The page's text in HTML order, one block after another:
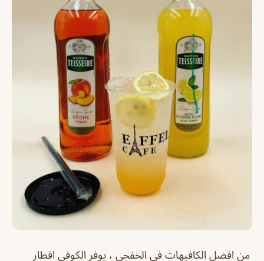
من افضل الكافيهات في الخفجي ، يوفر الكوفي افطار